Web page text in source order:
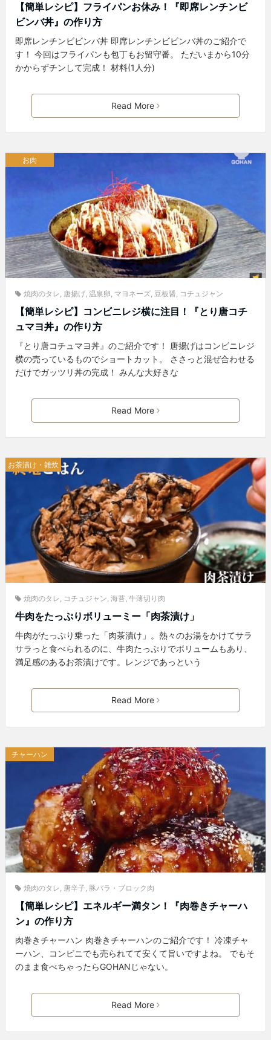
【簡単レシピ】フライパンお休み！『即席レンチンビ
ビンバ丼』の作り方
即席レンチンビビンバ丼 即席レンチンビビンバ丼のご紹介で
す！ 今回はフライパンも包丁もお留守番。 ただいまから10分
かからずチンして完成！ 材料(1人分)
Read More
お肉
焼肉のタレ, 唐揚げ, 温泉卵, マヨネーズ, 豆板醤, コチュジャン
【簡単レシピ】コンビニレジ横に注目！『とり唐コチ
ュマヨ丼』の作り方
『とり唐コチュマヨ丼』のご紹介です！ 唐揚げはコンビニレジ
横の売っているものでショートカット。 ささっと混ぜ合わせる
だけでガッツリ丼の完成！ みんな大好きな
Read More
お茶漬け・雑炊
焼肉のタレ, コチュジャン, 海苔, 牛薄切り肉
牛肉をたっぷりボリューミー「肉茶漬け」
牛肉がたっぷり乗った「肉茶漬け」。熱々のお湯をかけてサラ
サラっと食べられるのに、牛肉たっぷりでボリュームもあり、
満足感のあるお茶漬けです。レンジであっという
Read More
チャーハン
焼肉のタレ, 唐辛子, 豚バラ・ブロック肉
【簡単レシピ】エネルギー満タン！『肉巻きチャーハ
ン』の作り方
肉巻きチャーハン 肉巻きチャーハンのご紹介です！ 冷凍チャ
ーハン、コンビニでも売られてて安くて旨いですよね。 でもそ
のまま食べちゃったらGOHANじゃない。
Read More